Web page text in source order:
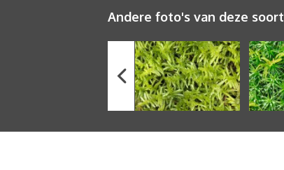
Andere foto's van deze soort